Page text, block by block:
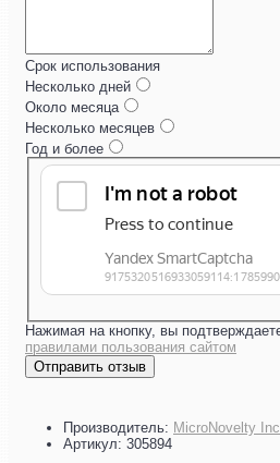
Срок использования
Несколько дней
Около месяца
Несколько месяцев
Год и более
Нажимая на кнопку, вы
правилами пользования сайтом
Отправить отзыв
Производитель: MicroNovelty Inc.
Артикул: 305894